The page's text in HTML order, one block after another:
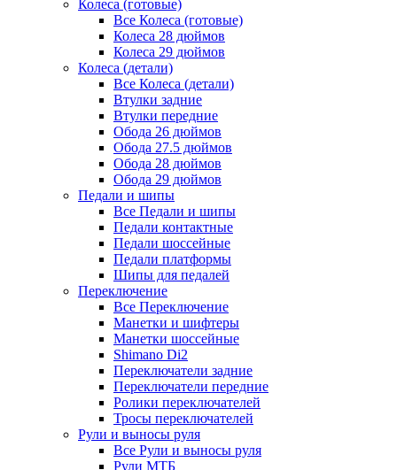
Колеса (готовые)
Все Колеса (готовые)
Колеса 28 дюймов
Колеса 29 дюймов
Колеса (детали)
Все Колеса (детали)
Втулки задние
Втулки передние
Обода 26 дюймов
Обода 27.5 дюймов
Обода 28 дюймов
Обода 29 дюймов
Педали и шипы
Все Педали и шипы
Педали контактные
Педали шоссейные
Педали платформы
Шипы для педалей
Переключение
Все Переключение
Манетки и шифтеры
Манетки шоссейные
Shimano Di2
Переключатели задние
Переключатели передние
Ролики переключателей
Тросы переключателей
Рули и выносы руля
Все Рули и выносы руля
Рули МТБ